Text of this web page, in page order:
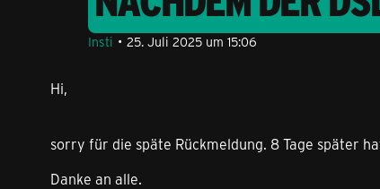
Insti 25. Juli 2025 um 15:06
Hi,
sorry für die späte Rückmeldung. 8 Tage später
Danke an alle.